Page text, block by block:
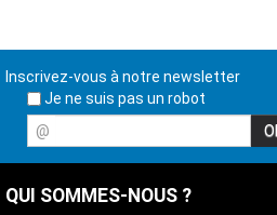
Inscrivez-vous à notre newsletter
Je ne suis pas un robot
@
QUI SOMMES-NOUS ?